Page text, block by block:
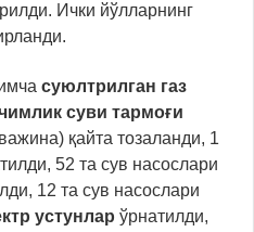
Ички йўлларнинг
суюлтрилган газ
суви тармоғи
қайта тозаланди, 1
52 та сув насослари
12 та сув насослари
устунлар ўрнатилди,